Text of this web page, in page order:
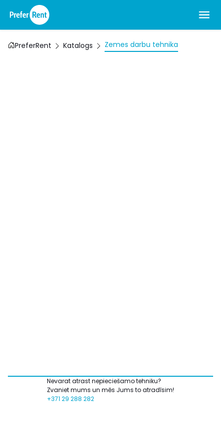
PreferRent Katalogs Zemes darbu tehnika
Nevarat atrast nepieciešamo tehniku?
Zvaniet mums un mēs Jums to atradīsim!
+371 29 288 282